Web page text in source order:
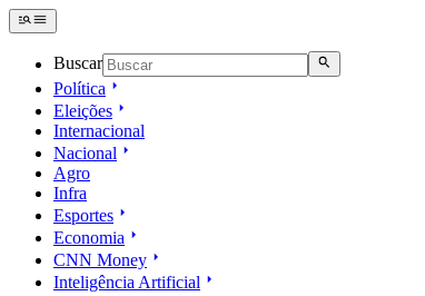
Buscar
Política
Eleições
Internacional
Nacional
Agro
Infra
Esportes
Economia
CNN Money
Inteligência Artificial